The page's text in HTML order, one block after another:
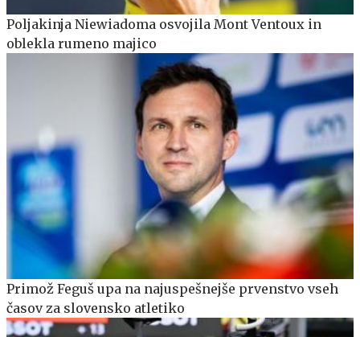
Poljakinja Niewiadoma osvojila Mont Ventoux in
oblekla rumeno majico
Primož Feguš upa na najuspešnejše prvenstvo vseh
časov za slovensko atletiko